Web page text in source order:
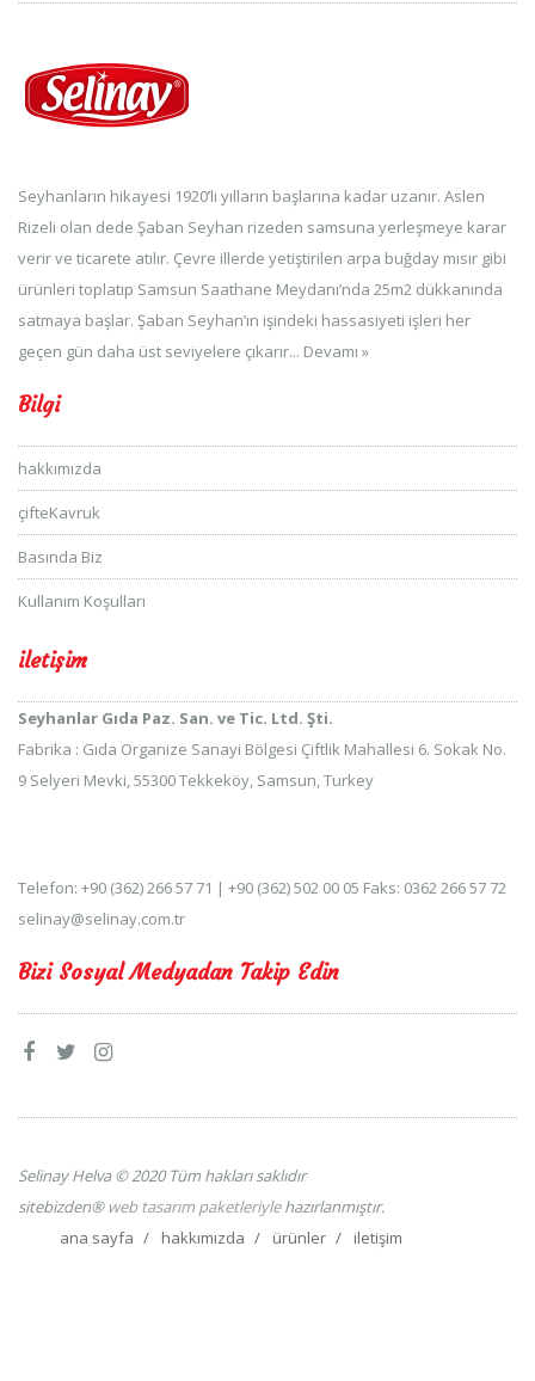
Seyhanların hikayesi 1920’li yılların başlarına kadar uzanır. Aslen
Rizeli olan dede Şaban Seyhan rizeden samsuna yerleşmeye karar
verir ve ticarete atılır. Çevre illerde yetiştirilen arpa buğday mısır gibi
ürünleri toplatıp Samsun Saathane Meydanı’nda 25m2 dükkanında
satmaya başlar. Şaban Seyhan’ın işindeki hassasiyeti işleri her
geçen gün daha üst seviyelere çıkarır... Devamı »
Bilgi
hakkımızda
çifteKavruk
Basında Biz
Kullanım Koşulları
iletişim
Seyhanlar Gıda Paz. San. ve Tic. Ltd. Şti.
Fabrika : Gıda Organize Sanayi Bölgesi Çiftlik Mahallesi 6. Sokak No.
9 Selyeri Mevki, 55300 Tekkeköy, Samsun, Turkey
Telefon: +90 (362) 266 57 71 | +90 (362) 502 00 05 Faks: 0362 266 57 72
selinay@selinay.com.tr
Bizi Sosyal Medyadan Takip Edin
Selinay Helva © 2020 Tüm hakları saklıdır
sitebizden®web tasarım paketleriylehazırlanmıştır.
ana sayfa
hakkımızda ürünler iletişim